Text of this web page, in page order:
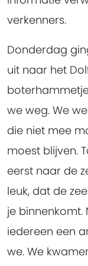
verkenners.
Donderdag
uit naar het
we weg. We
die niet mee
moest blijven.
eerst naar de
leuk, dat de
je binnenkomt.
iedereen een
we. We